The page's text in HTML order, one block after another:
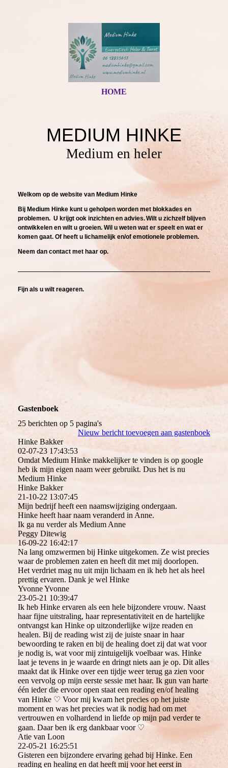
HOME
MEDIUM HINKE
Medium en heler
Welkom op de website van Medium Hinke
Bij Medium Hinke kunt u geholpen worden met blokkades en
problemen. U krijgt ook inzichten en advies.Wilt u zichzelf blijven
ontwikkelen en wilt u groeien. Wil u weten wat er speelt en wat er
komen gaat. Of heeft u lichamelijk en/of emotionele problemen.
Neem dan contact met haar op.
Fijn als u wilt reageren.
Gastenboek
25 berichten op 5 pagina's
Nieuw bericht toevoegen aan gastenboek
Hinke Bakker
02-07-23 17:43:53
Omdat Medium Hinke makkelijker te vinden is op google
heb ik mijn eigen naam weer gebruikt. Dus het is nu
Medium Hinke
Hinke Bakker
21-10-22 13:07:45
Mijn bedrijf heeft een naamswijziging ondergaan.
Hinke heeft haar naam veranderd in Anne.
Ik ga nu verder als Medium Anne
Peggy Ditewig
16-09-22 16:42:17
Na lang omzwermen bij Hinke uitgekomen. Ze wist precies
waar de problemen zaten en heeft dit met mij doorlopen.
Het verdriet mag nu uit mijn lichaam en ik heb het als heel
prettig ervaren. Dank je wel Hinke
Yvonne Yvonne
23-05-21 10:39:47
Ik heb Hinke ervaren als een hele bijzondere vrouw. Naast
haar fijne uitstraling, haar representativiteit en de hartelijke
ontvangst kan Hinke op uitzonderlijke wijze readen en
healen. Bij de reading wist zij de juiste snaar in haar
bewoording te raken en bij de healing doet zij dat wat voor
je nodig is, wat voor mij zintuigelijk voelbaar was. Hinke
laat je tevens in je waarde en dringt niets aan je op. Dit alles
maakt dat ik Hinke over een tijdje weer terug ga zien voor
een vervolg op mijn eerste sessie met haar. Ik gun van harte
één ieder die ervoor open staat een reading en/of healing
van Hinke ♡ Voor mij kwam het precies op het juiste
moment en was het precies wat ik nodig had om met
vertrouwen en volhardend in liefde op mijn pad verder te
gaan. Daar ben ik erg dankbaar voor ♡
Atie van Loon
22-05-21 16:25:51
Gisteren een bijzondere ervaring gehad bij Hinke. Een
reading en healing en dat heeft mij voor het eerst in